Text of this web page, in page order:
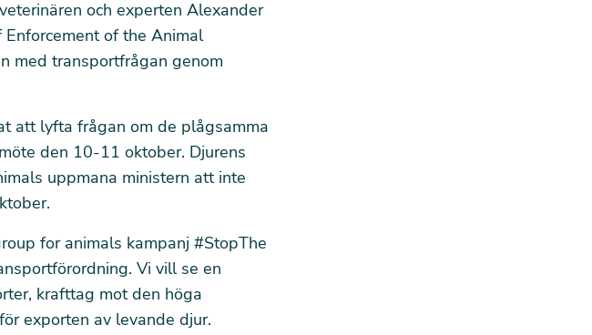
och experten Alexander
of the Animal
med transportfrågan genom
att lyfta frågan om de plågsamma
den 10-11 oktober. Djurens
uppmana ministern att inte
for animals kampanj #StopThe
Vi vill se en
krafttag mot den höga
exporten av levande djur.